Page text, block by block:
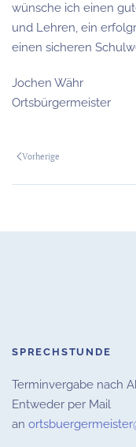
wünsche ich einen
und Lehren, ein
einen sicheren
Jochen Währ
Ortsbürgermeister
Vorherige
SPRECHSTUNDE
Terminvergabe nach
Entweder per Mail
an